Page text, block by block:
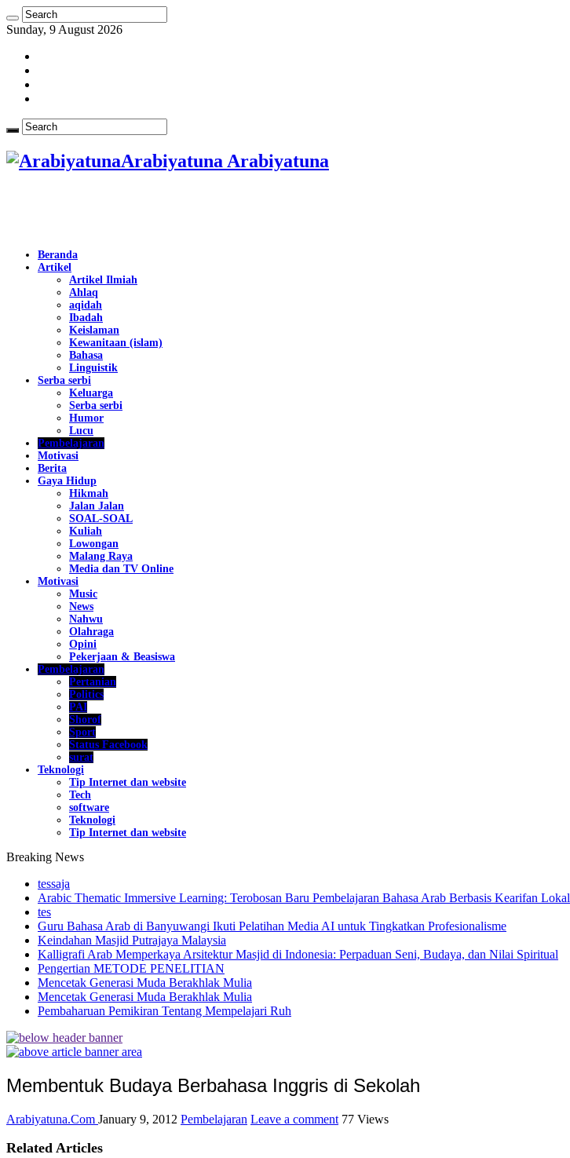
Sunday, 9 August 2026
Arabiyatuna Arabiyatuna
Beranda
Artikel
Artikel Ilmiah
Ahlaq
aqidah
Ibadah
Keislaman
Kewanitaan (islam)
Bahasa
Linguistik
Serba serbi
Keluarga
Serba serbi
Humor
Lucu
Pembelajaran
Motivasi
Berita
Gaya Hidup
Hikmah
Jalan Jalan
SOAL-SOAL
Kuliah
Lowongan
Malang Raya
Media dan TV Online
Motivasi
Music
News
Nahwu
Olahraga
Opini
Pekerjaan & Beasiswa
Pembelajaran
Pertanian
Politics
PAI
Shorof
Sport
Status Facebook
surat
Teknologi
Tip Internet dan website
Tech
software
Teknologi
Tip Internet dan website
Breaking News
tessaja
Arabic Thematic Immersive Learning: Terobosan Baru Pembelajaran Bahasa Arab Berbasis Kearifan Lokal
tes
Guru Bahasa Arab di Banyuwangi Ikuti Pelatihan Media AI untuk Tingkatkan Profesionalisme
Keindahan Masjid Putrajaya Malaysia
Kalligrafi Arab Memperkaya Arsitektur Masjid di Indonesia: Perpaduan Seni, Budaya, dan Nilai Spiritual
Pengertian METODE PENELITIAN
Mencetak Generasi Muda Berakhlak Mulia
Mencetak Generasi Muda Berakhlak Mulia
Pembaharuan Pemikiran Tentang Mempelajari Ruh
Membentuk Budaya Berbahasa Inggris di Sekolah
Arabiyatuna.Com January 9, 2012 Pembelajaran Leave a comment 77 Views
Related Articles